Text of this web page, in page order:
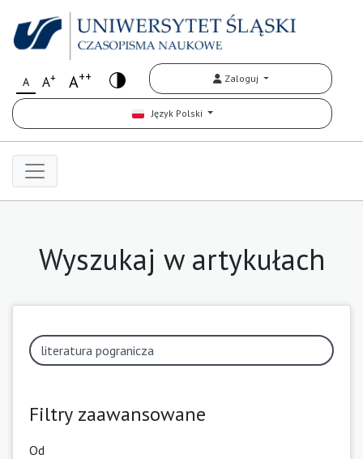
A A+ A++ Zaloguj
Język Polski
Wyszukaj w artykułach
Filtry zaawansowane
Od